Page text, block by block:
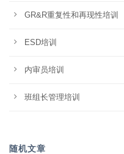
GR&R重复性和再现性培训
ESD培训
内审员培训
班组长管理培训
随机文章